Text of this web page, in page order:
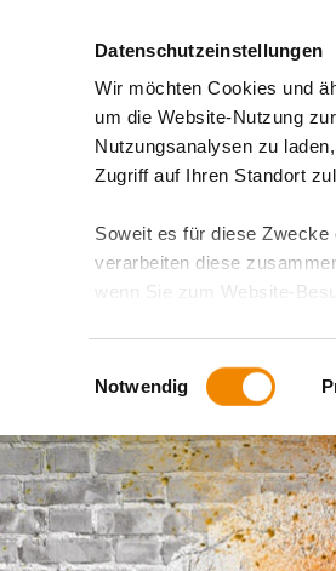
Datenschutzeinstellungen
Wir möchten Cookies und
um die Website-Nutzung
Nutzungsanalysen zu
Zugriff auf Ihren Standort
Soweit es für diese
verarbeiten diese
wenn Sie zum Website-
ausgeschlossen werden.
zusätzlichen Risiken für
Weitere Details finden Sie
Sie möchten, dass alle
Kategorien auswählen. Sie
Zwecke entscheiden und
Ihre etwaige Einwilligung
Einwilligungsauswahl
Notwendig
Freiwilligendienst